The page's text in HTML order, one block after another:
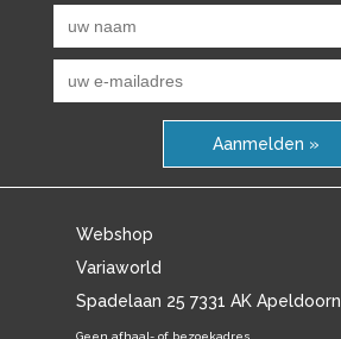
Aanmelden »
Webshop
Variaworld
Spadelaan 25 7331 AK Apeldoorn
Geen afhaal- of bezoekadres